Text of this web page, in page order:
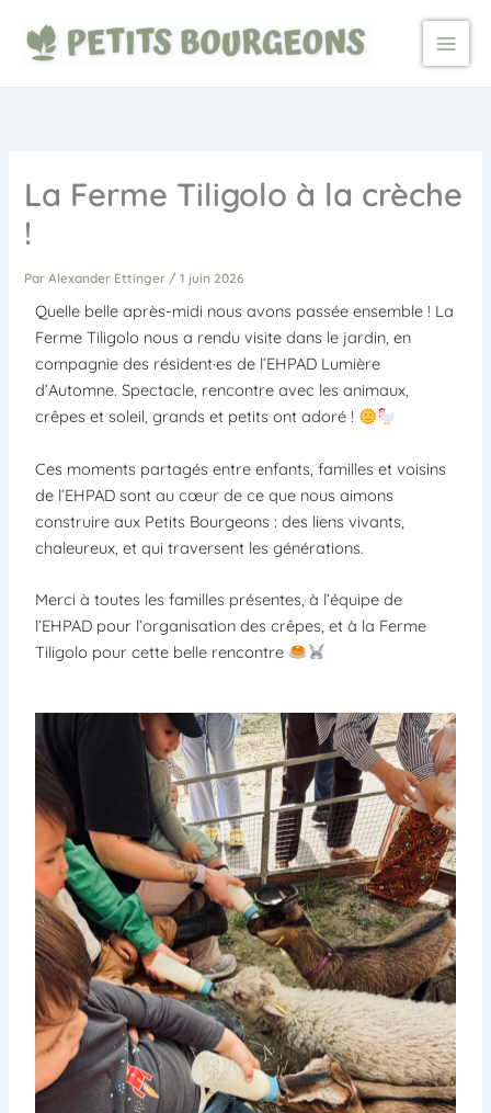
contenu
La Ferme Tiligolo à la crèche
!
ParAlexander Ettinger /1 juin 2026
Quelle belle après-midi nous avons passée ensemble ! La
Ferme Tiligolo nous a rendu visite dans le jardin, en
compagnie des résident·es de l’EHPAD Lumière
d’Automne. Spectacle, rencontre avec les animaux,
crêpes et soleil, grands et petits ont adoré !
Ces moments partagés entre enfants, familles et voisins
de l’EHPAD sont au cœur de ce que nous aimons
construire aux Petits Bourgeons : des liens vivants,
chaleureux, et qui traversent les générations.
Merci à toutes les familles présentes, à l’équipe de
l’EHPAD pour l’organisation des crêpes, et à la Ferme
Tiligolo pour cette belle rencontre